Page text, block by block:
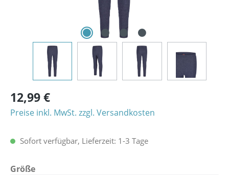
12,99 €
Preise inkl. MwSt. zzgl. Versandkosten
Sofort verfügbar, Lieferzeit: 1-3 Tage
Größeauswählen